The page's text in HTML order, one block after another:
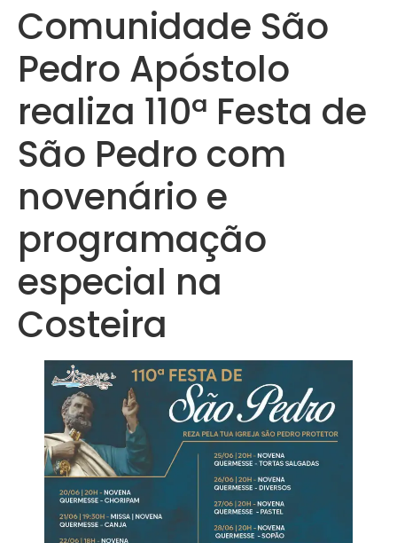
Comunidade São
Pedro Apóstolo
realiza 110ª Festa de
São Pedro com
novenário e
programação
especial na
Costeira